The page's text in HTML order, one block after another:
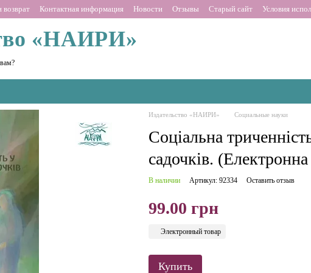
Контактная информация Новости Отзывы Старый сайт Условия
«НАИРИ»
Издательство «НАИРИ» Социальные науки
Соціальна
садочків.
В наличии Артикул: 92334 Оставить отзыв
99.00 грн
Электронный товар
Купить